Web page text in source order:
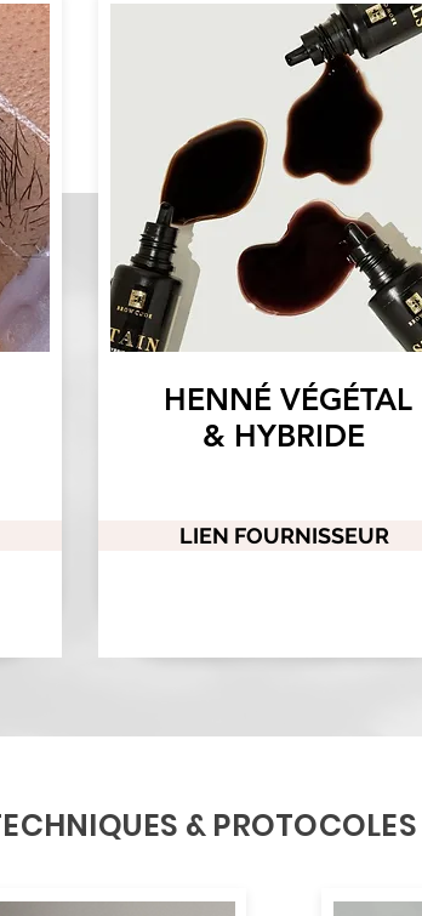
HENNÉ VÉGÉTAL
& HYBRIDE
LIEN FOURNISSEUR
&